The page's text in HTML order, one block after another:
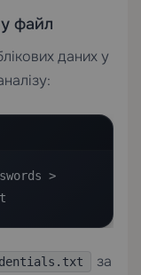
файл
даних у
>
за